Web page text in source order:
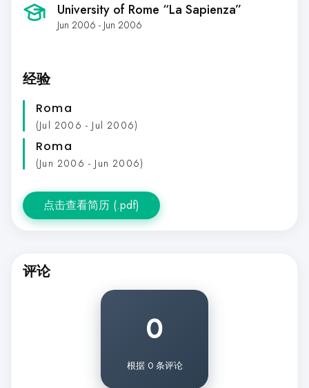
University of Rome “La Sapienza”
Jun 2006 - Jun 2006
经验
Roma
(Jul 2006 - Jul 2006)
Roma
(Jun 2006 - Jun 2006)
点击查看简历 (.pdf)
评论
0
根据 0 条评论